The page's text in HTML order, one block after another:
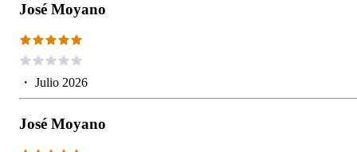
José Moyano
・ Julio 2026
José Moyano